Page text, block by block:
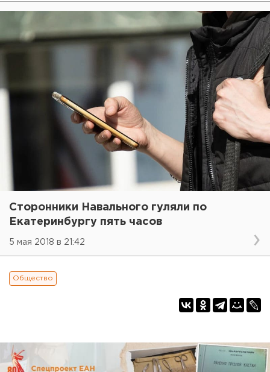
Сторонники Навального гуляли по
Екатеринбургу пять часов
5 мая 2018 в 21:42
Общество